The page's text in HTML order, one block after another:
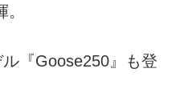
『Goose250』も登